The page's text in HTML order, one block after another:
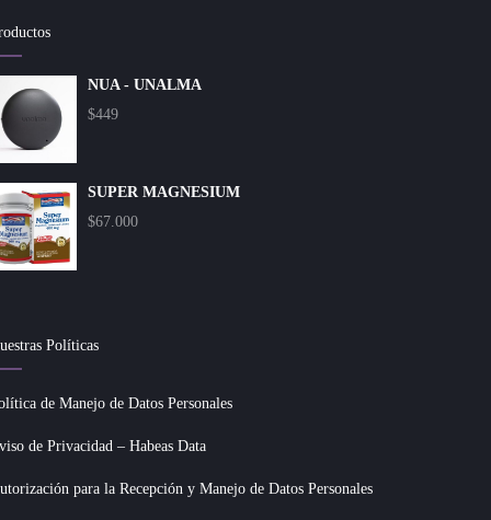
NUA - UNALMA
$449
SUPER MAGNESIUM
$67.000
Políticas
de Manejo de Datos Personales
de Privacidad – Habeas Data
para la Recepción y Manejo de Datos Personales